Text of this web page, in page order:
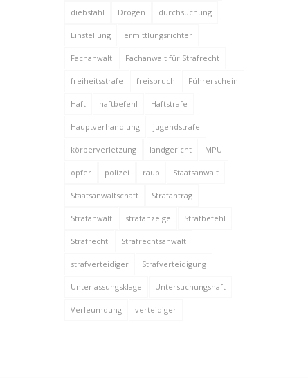
diebstahl Drogen durchsuchung
Einstellung ermittlungsrichter
Fachanwalt Fachanwalt für Strafrecht
freiheitsstrafe freispruch Führerschein
Haft haftbefehl Haftstrafe
Hauptverhandlung jugendstrafe
körperverletzung landgericht MPU
opfer polizei raub Staatsanwalt
Staatsanwaltschaft Strafantrag
Strafanwalt strafanzeige Strafbefehl
Strafrecht Strafrechtsanwalt
strafverteidiger Strafverteidigung
Unterlassungsklage Untersuchungshaft
Verleumdung verteidiger